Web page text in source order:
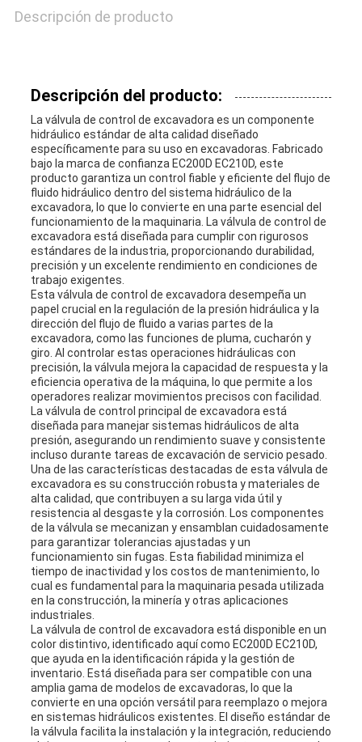
Descripción de producto
Descripción del producto:
La válvula de control de excavadora es un componente
hidráulico estándar de alta calidad diseñado
específicamente para su uso en excavadoras. Fabricado
bajo la marca de confianza EC200D EC210D, este
producto garantiza un control fiable y eficiente del flujo de
fluido hidráulico dentro del sistema hidráulico de la
excavadora, lo que lo convierte en una parte esencial del
funcionamiento de la maquinaria. La válvula de control de
excavadora está diseñada para cumplir con rigurosos
estándares de la industria, proporcionando durabilidad,
precisión y un excelente rendimiento en condiciones de
trabajo exigentes.
Esta válvula de control de excavadora desempeña un
papel crucial en la regulación de la presión hidráulica y la
dirección del flujo de fluido a varias partes de la
excavadora, como las funciones de pluma, cucharón y
giro. Al controlar estas operaciones hidráulicas con
precisión, la válvula mejora la capacidad de respuesta y la
eficiencia operativa de la máquina, lo que permite a los
operadores realizar movimientos precisos con facilidad.
La válvula de control principal de excavadora está
diseñada para manejar sistemas hidráulicos de alta
presión, asegurando un rendimiento suave y consistente
incluso durante tareas de excavación de servicio pesado.
Una de las características destacadas de esta válvula de
excavadora es su construcción robusta y materiales de
alta calidad, que contribuyen a su larga vida útil y
resistencia al desgaste y la corrosión. Los componentes
de la válvula se mecanizan y ensamblan cuidadosamente
para garantizar tolerancias ajustadas y un
funcionamiento sin fugas. Esta fiabilidad minimiza el
tiempo de inactividad y los costos de mantenimiento, lo
cual es fundamental para la maquinaria pesada utilizada
en la construcción, la minería y otras aplicaciones
industriales.
La válvula de control de excavadora está disponible en un
color distintivo, identificado aquí como EC200D EC210D,
que ayuda en la identificación rápida y la gestión de
inventario. Está diseñada para ser compatible con una
amplia gama de modelos de excavadoras, lo que la
convierte en una opción versátil para reemplazo o mejora
en sistemas hidráulicos existentes. El diseño estándar de
la válvula facilita la instalación y la integración, reduciendo